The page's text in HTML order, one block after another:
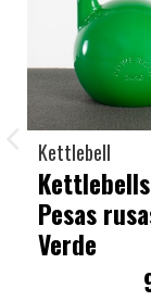
Kettlebell
Pesas
Verde